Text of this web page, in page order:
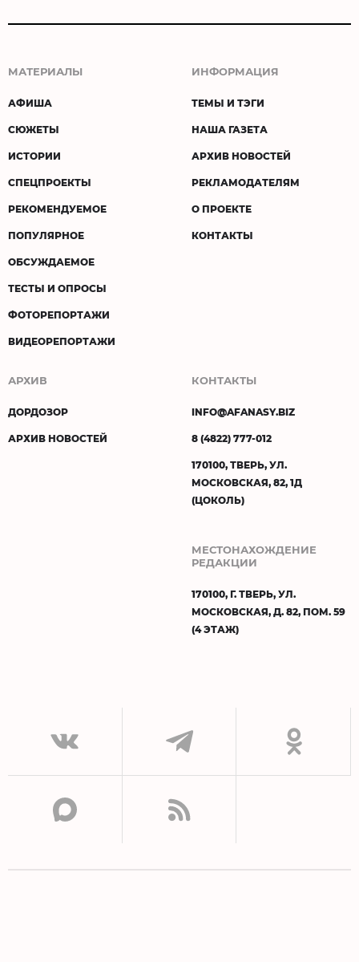
МАТЕРИАЛЫ
АФИША
СЮЖЕТЫ
ИСТОРИИ
СПЕЦПРОЕКТЫ
РЕКОМЕНДУЕМОЕ
ПОПУЛЯРНОЕ
ОБСУЖДАЕМОЕ
ТЕСТЫ И ОПРОСЫ
ФОТОРЕПОРТАЖИ
ВИДЕОРЕПОРТАЖИ
ИНФОРМАЦИЯ
ТЕМЫ И ТЭГИ
НАША ГАЗЕТА
АРХИВ НОВОСТЕЙ
РЕКЛАМОДАТЕЛЯМ
О ПРОЕКТЕ
КОНТАКТЫ
АРХИВ
ДОРДОЗОР
АРХИВ НОВОСТЕЙ
КОНТАКТЫ
INFO@AFANASY.BIZ
8 (4822) 777-012
170100, ТВЕРЬ, УЛ.
МОСКОВСКАЯ, 82, 1Д
(ЦОКОЛЬ)
МЕСТОНАХОЖДЕНИЕ
РЕДАКЦИИ
170100, Г. ТВЕРЬ, УЛ.
МОСКОВСКАЯ, Д. 82, ПОМ. 59
(4 ЭТАЖ)